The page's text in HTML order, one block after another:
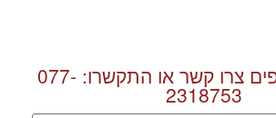
צרו קשר או התקשרו: 077-
2318753